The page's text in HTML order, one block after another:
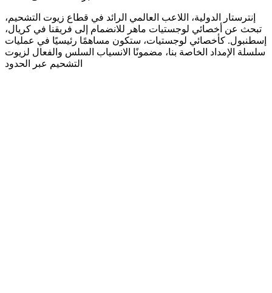
إنترستار الدولية، اللاعب العالمي الرائد في قطاع زيوت التشحيم،
تبحث عن أخصائي لوجستيات ماهر للانضمام إلى فريقنا في كريال،
إسطنبول. كأخصائي لوجستيات، ستكون مساهمًا رئيسيًا في عمليات
سلسلة الإمداد الخاصة بنا، مضمونًا الانسياب السلس والفعال لزيوت
التشحيم عبر الحدود